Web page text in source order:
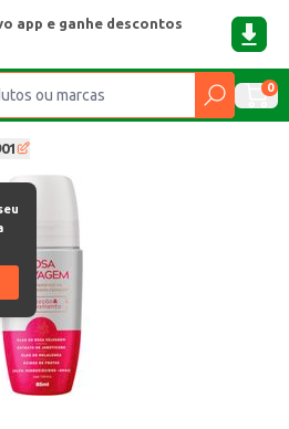
app e ganhe descontos
0